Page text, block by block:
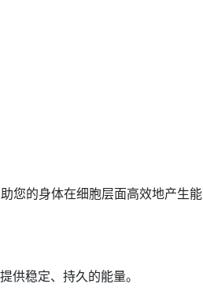
您的身体在细胞层面高效地产生能
供稳定、持久的能量。